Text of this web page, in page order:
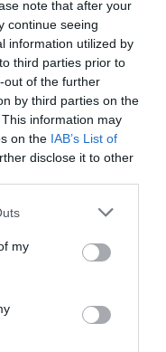
note that after your
continue seeing
information utilized by
third parties prior to
out of the further
by third parties on the
information may
on the IAB’s List of
disclose it to other
my
Ντρόστεν,
στο φιλανθρωπικό
εργαστηρίων,
ήδη από τον
ήταν ακόμα
έχει αυξήσει
και εκτιμάται
έως και 25.000
Νοτίου Κορέας, τα
ασυμπτωματικοί (ή
έγκαιρα σε